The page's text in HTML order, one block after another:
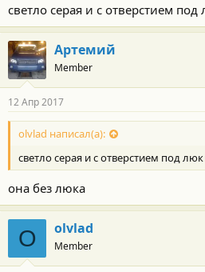
светло серая и с отверстием
Артемий
Member
12 Апр 2017
olvlad написал(а):
светло серая и с отверстием под
она без люка
O olvlad
Member